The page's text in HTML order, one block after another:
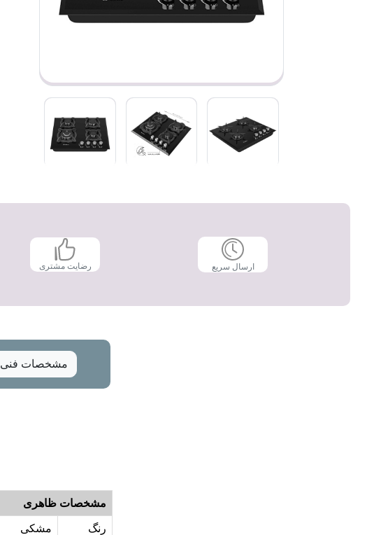
ارسال سریع رضایت مشتری
مشخصات فنی
مشخصات ظاهری
رنگ مشکی